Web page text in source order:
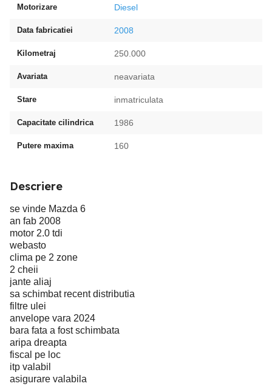
Motorizare Diesel
Data fabricatiei 2008
Kilometraj 250.000
Avariata neavariata
Stare inmatriculata
Capacitate cilindrica 1986
Putere maxima 160
Descriere
se vinde Mazda 6
an fab 2008
motor 2.0 tdi
webasto
clima pe 2 zone
2 cheii
jante aliaj
sa schimbat recent distributia
filtre ulei
anvelope vara 2024
bara fata a fost schimbata
aripa dreapta
fiscal pe loc
itp valabil
asigurare valabila